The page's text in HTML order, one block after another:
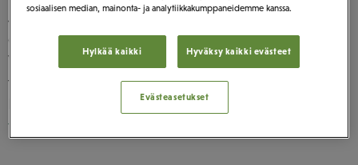
Jos huomaat sivustolla saavutettavuusongelmia, anna
ensin palautetta meille eli sivuston ylläpitäjälle.
Vastauksessa voi mennä 14 päivää. Jos et ole
tyytyväinen saamaasi vastaukseen tai et saa vastausta
lainkaan kahden viikon aikana,voit tehdä ilmoituksen
täällä
sosiaalisen median, mainonta- ja analytiikkakumppaneidemme kanssa.
Hylkää kaikki Hyväksy kaikki evästeet
Evästeasetukset